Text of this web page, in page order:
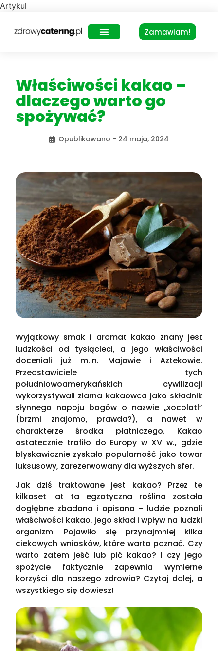
Artykul
Zamawiam!
Właściwości kakao –
dlaczego warto go
spożywać?
Opublikowano - 24 maja, 2024
Wyjątkowy smak i aromat kakao znany jest
ludzkości od tysiącleci, a jego właściwości
doceniali już m.in. Majowie i Aztekowie.
Przedstawiciele tych
południowoamerykańskich cywilizacji
wykorzystywali ziarna kakaowca jako składnik
słynnego napoju bogów o nazwie „xocolatl”
(brzmi znajomo, prawda?), a nawet w
charakterze środka płatniczego. Kakao
ostatecznie trafiło do Europy w XV w., gdzie
błyskawicznie zyskało popularność jako towar
luksusowy, zarezerwowany dla wyższych sfer.
Jak dziś traktowane jest kakao? Przez te
kilkaset lat ta egzotyczna roślina została
dogłębne zbadana i opisana – ludzie poznali
właściwości kakao, jego skład i wpływ na ludzki
organizm. Pojawiło się przynajmniej kilka
ciekawych wniosków, które warto poznać. Czy
warto zatem jeść lub pić kakao? I czy jego
spożycie faktycznie zapewnia wymierne
korzyści dla naszego zdrowia? Czytaj dalej, a
wszystkiego się dowiesz!